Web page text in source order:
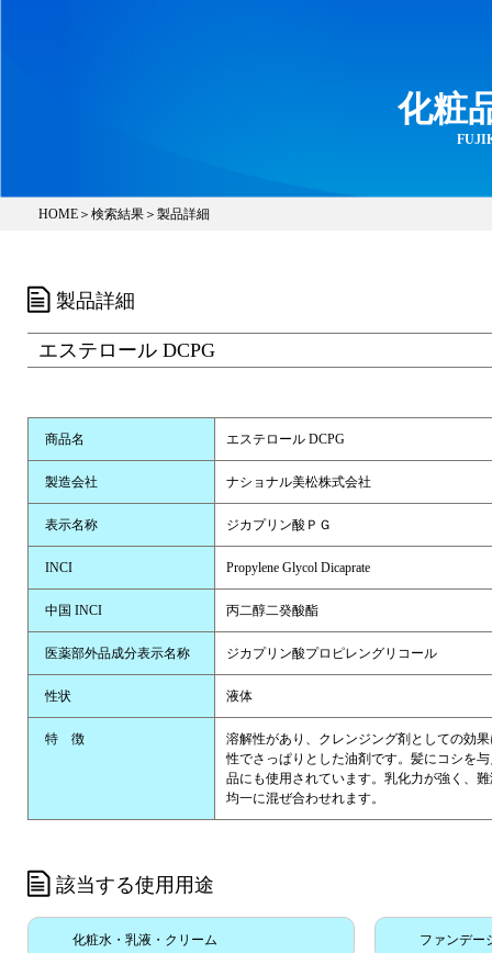
化粧
HOME ＞ 検索結果 ＞製品詳細
製品詳細
エステロール DCPG
商品名 エステロール DCPG
製造会社 ナショナル美松株式会社
表示名称 ジカプリン酸ＰＧ
INCI Propylene Glycol Dicaprate
中国 INCI 丙二醇二癸酸酯
医薬部外品成分表示名称 ジカプリン酸プロピレングリコール
性状 液体
特 徴
溶解性があり、クレンジング剤としての効
性でさっぱりとした油剤です。髪にコシを
品にも使用されています。乳化力が強く、
均一に混ぜ合わせれます。
該当する使用用途
化粧水・乳液・クリーム ファンデー